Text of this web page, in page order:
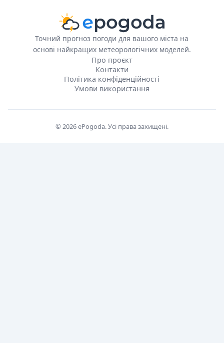
Точний прогноз погоди для вашого міста на
основі найкращих метеорологічних моделей.
Про проєкт
Контакти
Політика конфіденційності
Умови використання
© 2026 ePogoda. Усі права захищені.